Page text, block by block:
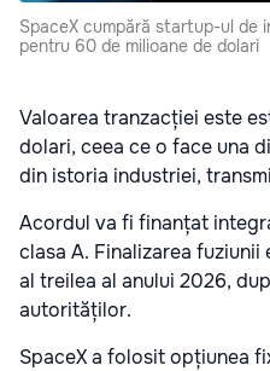
SpaceX cumpără startup-ul de
pentru 60 de milioane de dolari
Valoarea tranzacției este
dolari, ceea ce o face una
din istoria industriei,
Acordul va fi finanțat
clasa A. Finalizarea
al treilea al anului 2026,
autorităților.
SpaceX a folosit opțiunea